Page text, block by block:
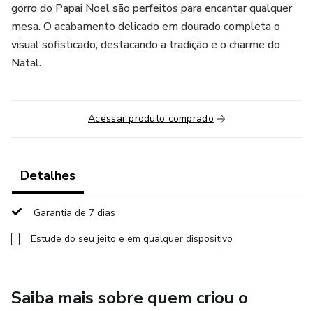
gorro do Papai Noel são perfeitos para encantar qualquer
mesa. O acabamento delicado em dourado completa o
visual sofisticado, destacando a tradição e o charme do
Natal.
Acessar produto comprado
Detalhes
Garantia de 7 dias
Estude do seu jeito e em qualquer dispositivo
Saiba mais sobre quem criou o